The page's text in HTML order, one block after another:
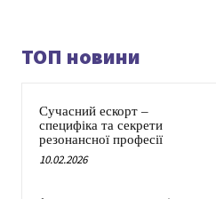
ТОП новини
Сучасний ескорт –
специфіка та секрети
резонансної професії
10.02.2026